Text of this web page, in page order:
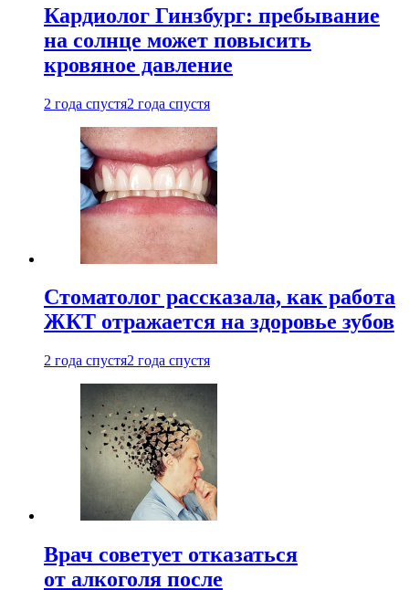
Кардиолог Гинзбург: пребывание
на солнце может повысить
кровяное давление
2 года спустя2 года спустя
Стоматолог рассказала, как работа
ЖКТ отражается на здоровье зубов
2 года спустя2 года спустя
Врач советует отказаться
от алкоголя после